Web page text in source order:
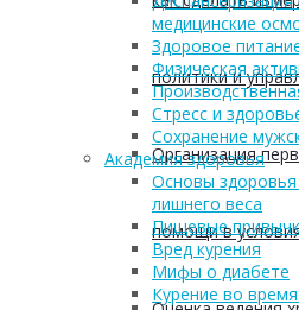
политики и
Организация
помощи в
медицинские
Здоровое
Физическая
Стресс и
Сохранение
Академия здоровья
Основы
лишнего веса
Пищевые
Вред курения
Мифы о диабете
Курение во